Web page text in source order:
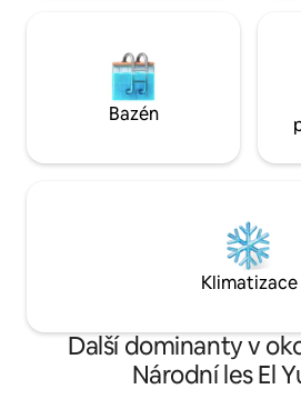
Bazén
Klimatizace
Další dominanty v
Národní les El